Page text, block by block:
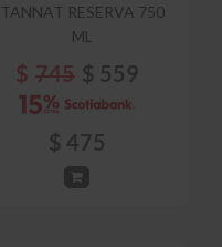
TANNAT RESERVA 750
ML
$ 745 $ 559
$ 475